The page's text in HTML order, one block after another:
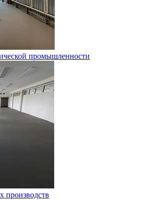
промышленности
производств